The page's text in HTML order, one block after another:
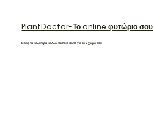
PlantDoctor-Το online φυτώριο σου
Βρες τα καλύτερα καλλωπιστικά φυτά για τον χώρο σου